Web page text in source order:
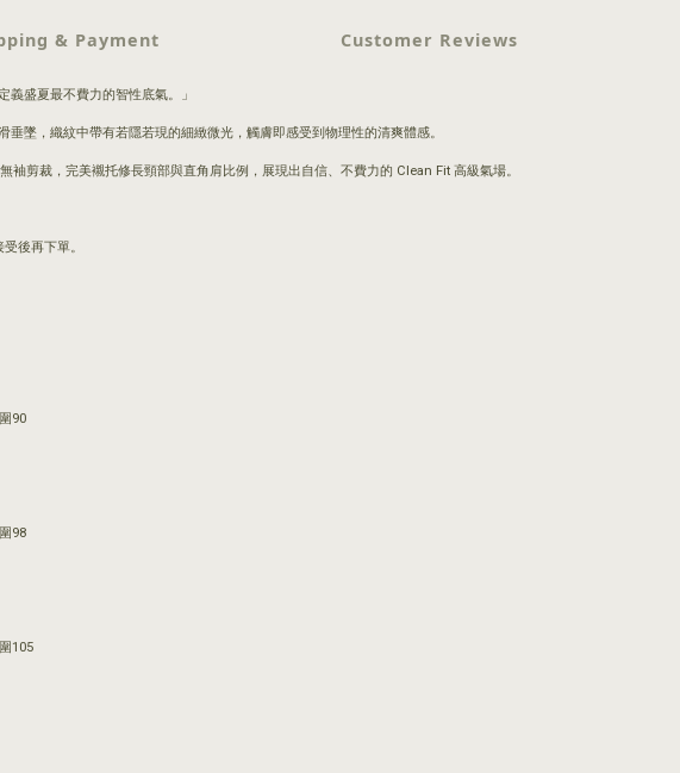
& Payment Customer Reviews
義盛夏最不費力的智性底氣。」
墜，織紋中帶有若隱若現的細緻微光，觸膚即感受到物理性的清爽體感。
剪裁，完美襯托修長頸部與直角肩比例，展現出自信、不費力的 Clean Fit 高級氣場。
後再下單。
90
98
105